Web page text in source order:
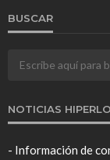
BUSCAR
NOTICIAS
- Información de